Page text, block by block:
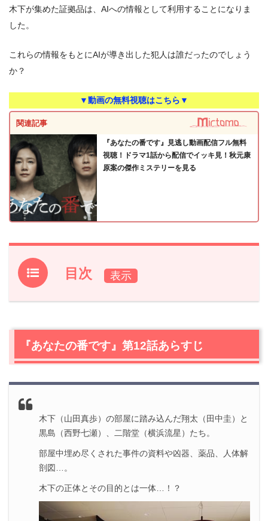
木下が集めた証拠品は、AIへの情報として利用することになりま
した。
これらの情報をもとにAIが導き出した犯人は誰だったのでしょう
か？
▼動画の無料視聴はこちら▼
関連記事
『あなたの番です』見逃し動画配信フル無料
視聴！ドラマ1話から配信でイッキ見！秋元康
原案の傑作ミステリーを見る
目次
1.『あなたの番です』第12話あらすじ
2.1 401号室・木下あかね（山田真歩）の正体
2.2黒島沙和（西野七瀬）への疑い
2.4キウンクエ蔵前の住人たちの様子
2.6翔太を狙う人たち
『あなたの番です』第12話あらすじ
木下（山田真歩）の部屋に踏み込んだ翔太（田中圭）と
黒島（西野七瀬）、二階堂（横浜流星）たち。
部屋中埋め尽くされた事件の資料や凶器、薬品、人体解
剖図…。
木下の正体とその目的とは一体…！？